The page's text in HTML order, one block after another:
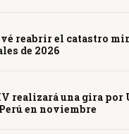
reabrir el catastro
de 2026
realizará una gira por
en noviembre